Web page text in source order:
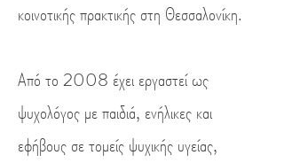
κοινοτικής πρακτικής στη Θεσσαλονίκη.
Από το 2008 έχει εργαστεί ως
ψυχολόγος με παιδιά, ενήλικες και
εφήβους σε τομείς ψυχικής υγείας,